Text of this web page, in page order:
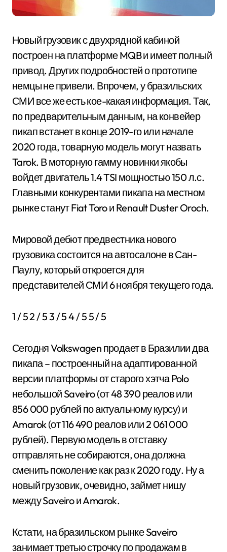
Новый грузовик с двухрядной кабиной
построен на платформе MQB и имеет полный
привод. Других подробностей о прототипе
немцы не привели. Впрочем, у бразильских
СМИ все же есть кое-какая информация. Так,
по предварительным данным, на конвейер
пикап встанет в конце 2019-го или начале
2020 года, товарную модель могут назвать
Tarok. В моторную гамму новинки якобы
войдет двигатель 1.4 TSI мощностью 150 л.с.
Главными конкурентами пикапа на местном
рынке станут Fiat Toro и Renault Duster Oroch.
Мировой дебют предвестника нового
грузовика состоится на автосалоне в Сан-
Паулу, который откроется для
представителей СМИ 6 ноября текущего года.
1/ 52/ 53/ 54/ 55/ 5
Сегодня Volkswagen продает в Бразилии два
пикапа – построенный на адаптированной
версии платформы от старого хэтча Polo
небольшой Saveiro (от 48 390 реалов или
856 000 рублей по актуальному курсу) и
Amarok (от 116 490 реалов или 2 061 000
рублей). Первую модель в отставку
отправлять не собираются, она должна
сменить поколение как раз к 2020 году. Ну а
новый грузовик, очевидно, займет нишу
между Saveiro и Amarok.
Кстати, на бразильском рынке Saveiro
занимает третью строчку по продажам в